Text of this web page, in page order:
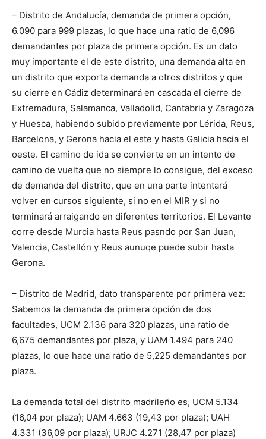
– Distrito de Andalucía, demanda de primera opción,
6.090 para 999 plazas, lo que hace una ratio de 6,096
demandantes por plaza de primera opción. Es un dato
muy importante el de este distrito, una demanda alta en
un distrito que exporta demanda a otros distritos y que
su cierre en Cádiz determinará en cascada el cierre de
Extremadura, Salamanca, Valladolid, Cantabria y Zaragoza
y Huesca, habiendo subido previamente por Lérida, Reus,
Barcelona, y Gerona hacia el este y hasta Galicia hacia el
oeste. El camino de ida se convierte en un intento de
camino de vuelta que no siempre lo consigue, del exceso
de demanda del distrito, que en una parte intentará
volver en cursos siguiente, si no en el MIR y si no
terminará arraigando en diferentes territorios. El Levante
corre desde Murcia hasta Reus pasndo por San Juan,
Valencia, Castellón y Reus aunuqe puede subir hasta
Gerona.
– Distrito de Madrid, dato transparente por primera vez:
Sabemos la demanda de primera opción de dos
facultades, UCM 2.136 para 320 plazas, una ratio de
6,675 demandantes por plaza, y UAM 1.494 para 240
plazas, lo que hace una ratio de 5,225 demandantes por
plaza.
La demanda total del distrito madrileño es, UCM 5.134
(16,04 por plaza); UAM 4.663 (19,43 por plaza); UAH
4.331 (36,09 por plaza); URJC 4.271 (28,47 por plaza)